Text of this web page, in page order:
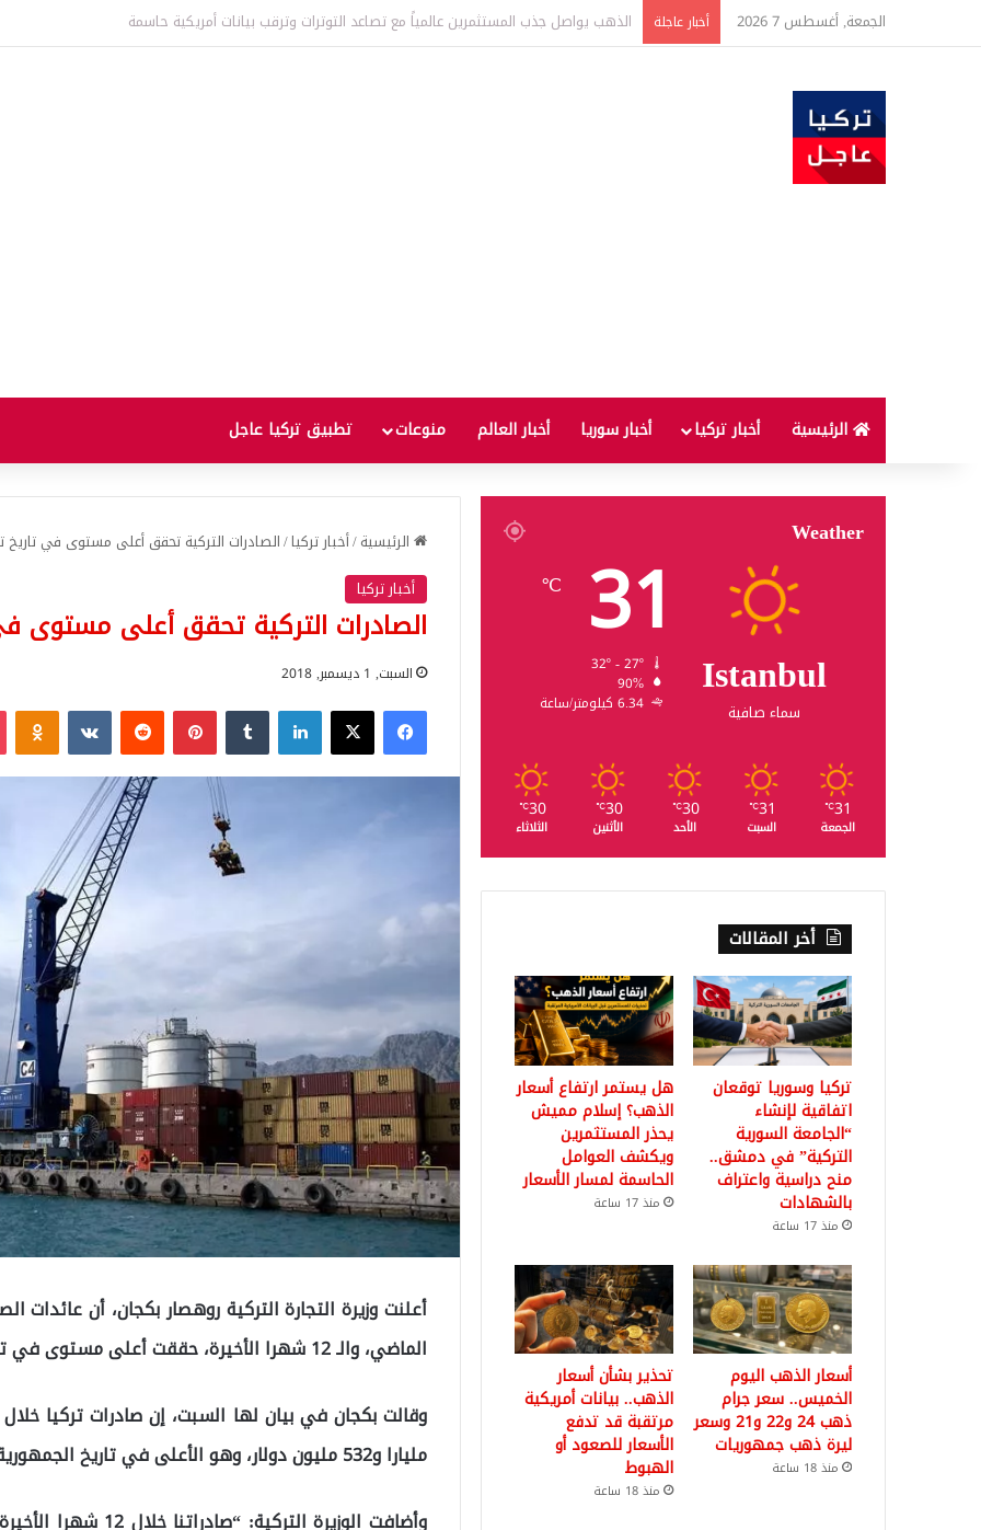
الجمعة, أغسطس 7 2026 أخبار عاجلة ارتفاع أسعار الغذاء العالمية إلى أعلى مستوى منذ ثلاث سنوات يثير مخاوف من موجة غلاء جديدة
الرئيسية أخبار تركيا أخبار سوريا أخبار العالم منوعات تطبيق تركيا عاجل
الرئيسية/أخبار تركيا/الصادرات التركية تحقق أعلى مستوى في تاريخ
أخبار تركيا
الصادرات التركية تحقق أعلى مستوى
السبت, 1 ديسمبر, 2018
فيسبوك‫X لينكدإن بينتيريست
أعلنت وزيرة التجارة التركية روهصار بكجان، أن عائدات
الماضي، والـ 12 شهرا الأخيرة، حققت أعلى مستوى في تاريخ الجمهورية.
مليارا و532 مليون دولار، وهو الأعلى في تاريخ الجمهورية للشهر المذكور.
Weather
Istanbul
سماء صافية
31
℃
90%
6.34 كيلومتر/ساعة
31
℃
الجمعة
31
℃
السبت
30
℃
الأحد
30
℃
الأثنين
30
℃
الثلاثاء
أخر المقالات
تركيا وسوريا توقعان
اتفاقية لإنشاء
“الجامعة السورية
التركية” في دمشق..
منح دراسية واعتراف
بالشهادات
منذ 17 ساعة
هل يستمر ارتفاع أسعار
الذهب؟ إسلام مميش
يحذر المستثمرين
ويكشف العوامل
الحاسمة لمسار الأسعار
منذ 17 ساعة
أسعار الذهب اليوم
الخميس.. سعر جرام
ذهب 24 و22 و21 وسعر
ليرة ذهب جمهوريات
منذ 18 ساعة
تحذير بشأن أسعار
الذهب.. بيانات أمريكية
مرتقبة قد تدفع
الأسعار للصعود أو
الهبوط
منذ 18 ساعة